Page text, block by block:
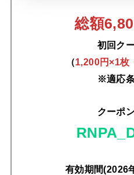
総額
初回ク
（1,200円×1枚
※適応
クーポ
有効期間(2026